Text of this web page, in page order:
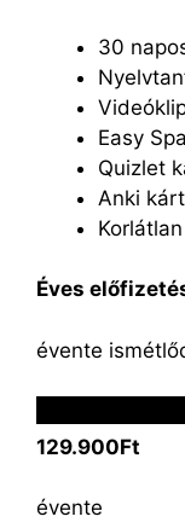
30
Easy
Quizlet
Anki
Éves
évente
129.900Ft
évente